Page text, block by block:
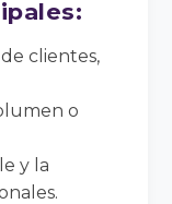
clientes,
o
y la